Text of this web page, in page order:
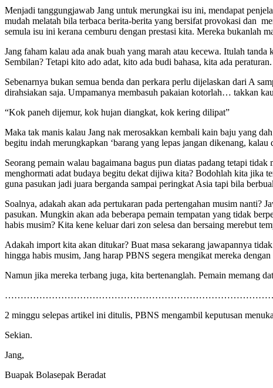
Menjadi tanggungjawab Jang untuk merungkai isu ini, mendapat
mudah melatah bila terbaca berita-berita yang bersifat provokasi dan
semula isu ini kerana cemburu dengan prestasi kita. Mereka bukanlah
Jang faham kalau ada anak buah yang marah atau kecewa. Itulah
Sembilan? Tetapi kito ado adat, kito ada budi bahasa, kita ada
Sebenarnya bukan semua benda dan perkara perlu dijelaskan dari A
dirahsiakan saja. Umpamanya membasuh pakaian kotorlah… takkan
“Kok paneh dijemur, kok hujan diangkat, kok kering dilipat”
Maka tak manis kalau Jang nak merosakkan kembali kain baju yang
begitu indah merungkapkan ‘barang yang lepas jangan dikenang,
Seorang pemain walau bagaimana bagus pun diatas padang tetapi
menghormati adat budaya begitu dekat dijiwa kita? Bodohlah kita jika
guna pasukan jadi juara berganda sampai peringkat Asia tapi bila
Soalnya, adakah akan ada pertukaran pada pertengahan musim nanti?
pasukan. Mungkin akan ada beberapa pemain tempatan yang tidak
habis musim? Kita kene keluar dari zon selesa dan bersaing merebut
Adakah import kita akan ditukar? Buat masa sekarang jawapannya
hingga habis musim, Jang harap PBNS segera mengikat mereka
Namun jika mereka terbang juga, kita bertenanglah. Pemain memang
2 minggu selepas artikel ini ditulis, PBNS mengambil keputusan
Sekian.
Jang,
Buapak Bolasepak Beradat